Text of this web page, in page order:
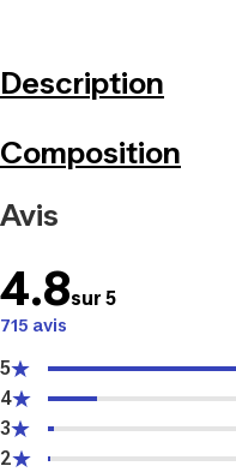
Description
Composition
Avis
4.8sur 5
715 avis
5
4
3
2